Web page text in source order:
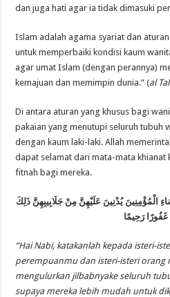
dan juga hati agar ia tidak dimasuki
Islam adalah agama syariat dan
untuk memperbaiki kondisi kaum
agar umat Islam (dengan perannya)
kemajuan dan memimpin dunia.” (al
Di antara aturan yang khusus bagi
pakaian yang menutupi seluruh tubuh
dengan kaum laki-laki. Allah
dapat selamat dari mata-mata khianat
fitnah bagi mereka.
الْمُؤْمِنِينَ يُدْنِينَ عَلَيْهِنَّ مِنْ جَلَابِيبِهِنَّ ذَلِكَ
رَحِيمًا
“Hai Nabi, katakanlah kepada isteri-
perempuanmu dan isteri-isteri orang
mengulurkan jilbabnyake seluruh
supaya mereka lebih mudah untuk